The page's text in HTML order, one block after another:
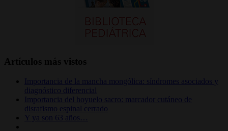
Artículos más vistos
Importancia de la mancha mongólica: síndromes asociados y
diagnóstico diferencial
Importancia del hoyuelo sacro: marcador cutáneo de
disrafismo espinal cerrado
Y ya son 63 años…